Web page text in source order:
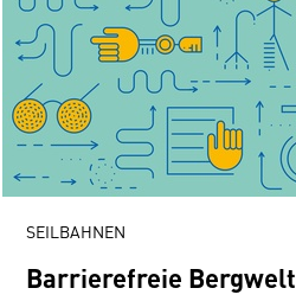
SEILBAHNEN
Barrierefreie Bergwelt